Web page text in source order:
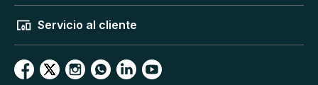
Servicio al cliente